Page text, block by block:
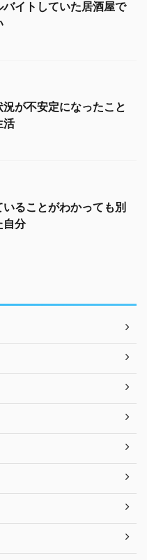
イトしていた居酒屋で
が不安定になったこと
活
ることがわかっても別
自分